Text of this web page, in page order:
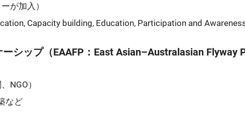
が加入）
Capacity building, Education, Participation and
シップ（EAAFP：East Asian–Australasian Flyway
NGO）
など